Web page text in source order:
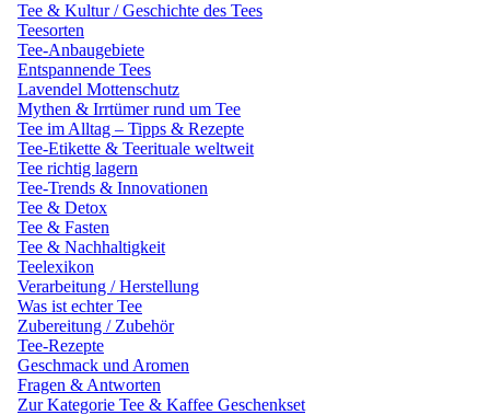
Tee & Kultur / Geschichte des Tees
Teesorten
Tee-Anbaugebiete
Entspannende Tees
Lavendel Mottenschutz
Mythen & Irrtümer rund um Tee
Tee im Alltag – Tipps & Rezepte
Tee-Etikette & Teerituale weltweit
Tee richtig lagern
Tee-Trends & Innovationen
Tee & Detox
Tee & Fasten
Tee & Nachhaltigkeit
Teelexikon
Verarbeitung / Herstellung
Was ist echter Tee
Zubereitung / Zubehör
Tee-Rezepte
Geschmack und Aromen
Fragen & Antworten
Zur Kategorie Tee & Kaffee Geschenkset